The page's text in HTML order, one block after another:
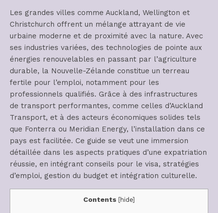
Les grandes villes comme Auckland, Wellington et
Christchurch offrent un mélange attrayant de vie
urbaine moderne et de proximité avec la nature. Avec
ses industries variées, des technologies de pointe aux
énergies renouvelables en passant par l’agriculture
durable, la Nouvelle-Zélande constitue un terreau
fertile pour l’emploi, notamment pour les
professionnels qualifiés. Grâce à des infrastructures
de transport performantes, comme celles d’Auckland
Transport, et à des acteurs économiques solides tels
que Fonterra ou Meridian Energy, l’installation dans ce
pays est facilitée. Ce guide se veut une immersion
détaillée dans les aspects pratiques d’une expatriation
réussie, en intégrant conseils pour le visa, stratégies
d’emploi, gestion du budget et intégration culturelle.
Contents [hide]